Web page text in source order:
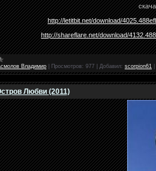
http://letitbit.net/download/
http://shareflare.net/download/
Владимир Просмотров: 977 Добавил: scorpion61
Любви (2011)